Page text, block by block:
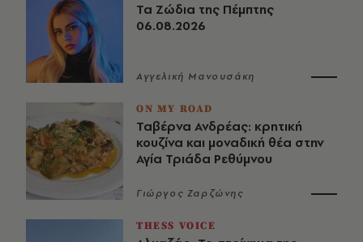
Τα Ζώδια της Πέμπτης
06.08.2026
Αγγελική Μανουσάκη
ON MY ROAD
Ταβέρνα Ανδρέας: κρητική
κουζίνα και μοναδική θέα στην
Αγία Τριάδα Ρεθύμνου
Γιώργος Ζαρζώνης
THESS VOICE